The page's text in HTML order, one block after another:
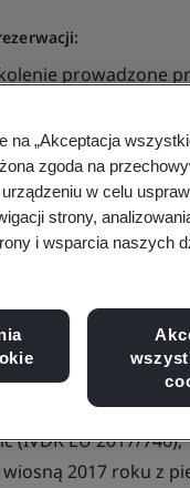
prowadzone
przez
się
wymagania nowego
(IVDR EU 2017/746),
2017 roku z
na „Akceptacja
zgoda na
w celu
strony,
i wsparcia naszych